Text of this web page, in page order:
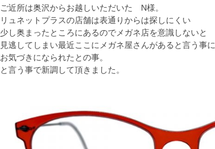
ご近所は奥沢からお越しいただいた N様。
リュネットプラスの店舗は表通りからは探しにくい
少し奥まったところにあるのでメガネ店を意識しないと
見逃してしまい最近ここにメガネ屋さんがあると言う事に
お気づきになられたとの事。
と言う事で新調して頂きました。